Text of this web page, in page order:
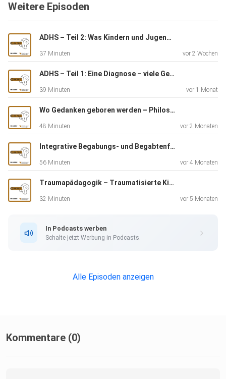
und
langjährige Unterrichtserfahrung im Zyklus 1.Laura leitet
zudem
den CAS 4-8, während Eva zusätzlich als Schulleiterin in
Stans
aktiv ist.
Weiterbildungen der PH Luzern:
CAS 4-8: Unterrichten in heterogenen Gruppen im Zyklus 1
Weitere Episoden
ADHS – Teil 2: Was Kindern und Jugendlichen in der Schule hilft
37 Minuten vor 2 Wochen
ADHS – Teil 1: Eine Diagnose – viele Gesichter
39 Minuten vor 1 Monat
Wo Gedanken geboren werden – Philosophieren mit Kindern und Jugendlichen
48 Minuten vor 2 Monaten
Integrative Begabungs- und Begabtenförderung – «Alle Kinder sollen gut abgeholt werden»
56 Minuten vor 4 Monaten
Traumapädagogik – Traumatisierte Kinder in der Schule verstehen und unterstützen
32 Minuten vor 5 Monaten
In Podcasts werben
Schalte jetzt Werbung in Podcasts.
Alle Episoden anzeigen
Kommentare (0)